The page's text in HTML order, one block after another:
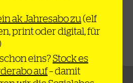
die SPD
Gesellschaft
ak Jahresabo zu(elf
print oder digital, für
eins?Stock es
auf– damit